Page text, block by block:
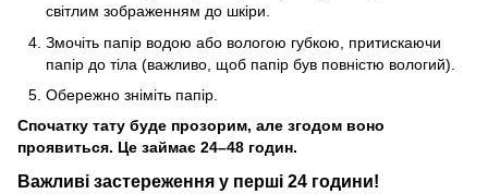
світлим зображенням до шкіри.
Змочіть папір водою або вологою губкою, притискаючи
папір до тіла (важливо, щоб папір був повністю вологий).
Обережно зніміть папір.
Спочатку тату буде прозорим, але згодом воно
проявиться. Це займає 24–48 годин.
Важливі застереження у перші 24 години!